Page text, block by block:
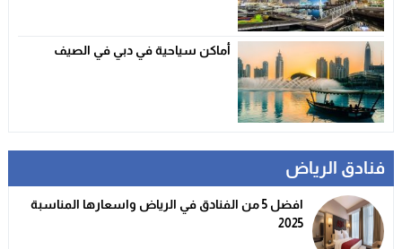
أماكن سياحية في دبي في الصيف
فنادق الرياض
افضل 5 من الفنادق في الرياض واسعارها المناسبة
2025